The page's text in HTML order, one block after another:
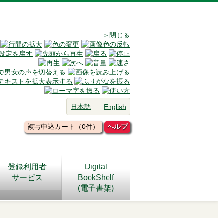
＞閉じる
日本語 English
複写申込カート（0件） ヘルプ
登録利用者
サービス
Digital
BookShelf
(電子書架)